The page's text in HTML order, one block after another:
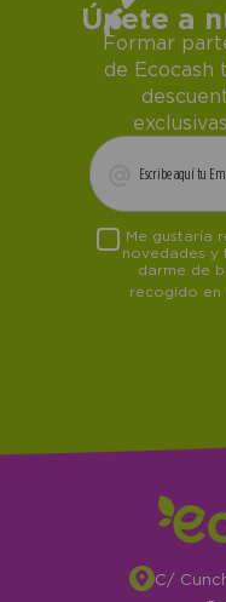
Únete a
Formar
de Ecocash
Me gustaría
novedades y
darme de
recogido en
C/